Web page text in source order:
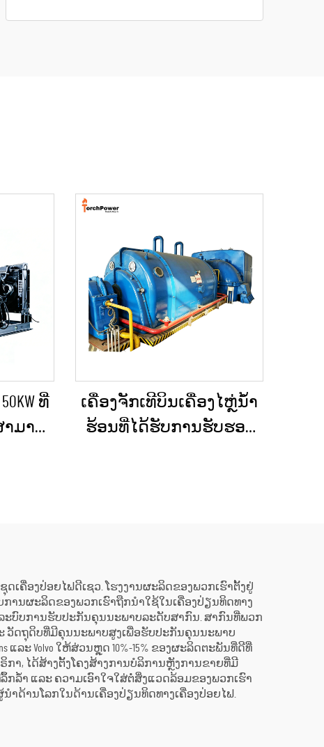
ທີ່
າມາດ
ເຄື່ອງຈັກເທີບິນເຄື່ອງໄຫຼ່ນ້ຳ
ຮ້ອນທີ່ໄດ້ຮັບການຮັບຮອງ
ພະລັງງານໄຟຟ້າ
ະລິດຊຸດເຄື່ອງປ່ອຍໄຟດີເຊວ. ໂຮງງານຜະລິດຂອງພວກເຮົາຕັ້ງຢູ່
ການຜະລິດຂອງພວກເຮົາຖືກນຳໃຊ້ໃນເຄື່ອງປ່ຽນທິດທາງ
ກັບລະບົບການຮັບປະກັນຄຸນນະພາບລະດັບສາກົນ. ສາກົນທີ່ພວກ
, ແລະ ວັດຖຸດິບທີ່ມີຄຸນນະພາບສູງເພື່ອຮັບປະກັນຄຸນນະພາບ
ະ Volvo ໃຫ້ສ່ວນຫຼຸດ 10%-15% ຂອງຜະລິດຕະພັນທີ່ດີທີ່
ກາ, ໄດ້ສ້າງຕັ້ງໂຄງສ້າງການບໍລິການຫຼັງການຂາຍທີ່ມີ
ລ້ຳ ແລະ ຄວາມເອົາໃຈໃສ່ຕໍ່ສິ່ງແວດລ້ອມຂອງພວກເຮົາ
ດ້ານໂລກໃນດ້ານເຄື່ອງປ່ຽນທິດທາງເຄື່ອງປ່ອຍໄຟ.